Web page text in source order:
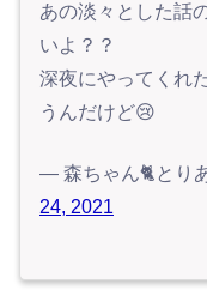
あの淡々とした話
いよ？？
深夜にやってくれ
うんだけど😢
— 森ちゃん🐈とり
24, 2021